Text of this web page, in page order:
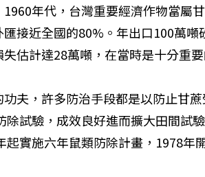
年代，台灣重要經濟作物當屬
接近全國的80%。年出口100萬噸
估計達28萬噸，在當時是十分重要
夫，許多防治手段都是以防止甘蔗
試驗，成效良好進而擴大田間試
實施六年鼠類防除計畫，1978年